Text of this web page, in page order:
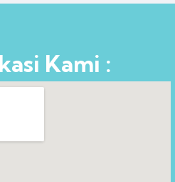
Kami :